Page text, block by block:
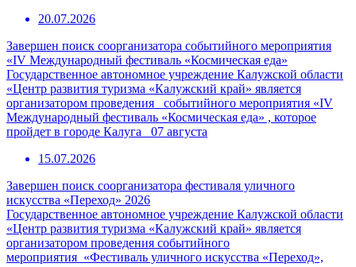
20.07.2026
Завершен поиск соорганизатора событийного мероприятия
«IV Международный фестиваль «Космическая еда»
Государственное автономное учреждение Калужской области
«Центр развития туризма «Калужский край» является
организатором проведения событийного мероприятия «IV
Международный фестиваль «Космическая еда» , которое
пройдет в городе Калуга 07 августа
15.07.2026
Завершен поиск соорганизатора фестиваля уличного
искусства «Переход» 2026
Государственное автономное учреждение Калужской области
«Центр развития туризма «Калужский край» является
организатором проведения событийного
мероприятия «Фестиваль уличного искусства «Переход»,